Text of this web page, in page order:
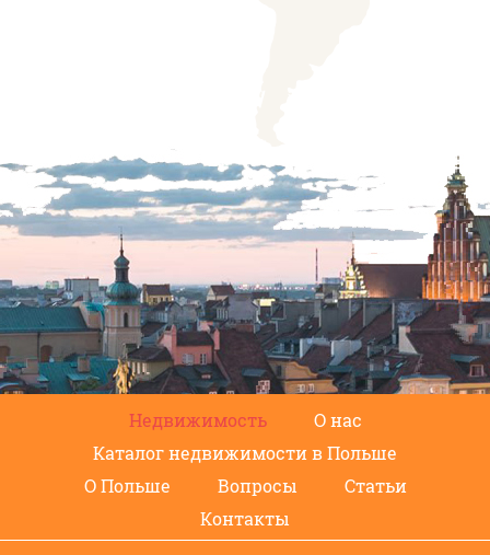
Недвижимость
О нас
Каталог недвижимости в Польше
О Польше
Вопросы
Статьи
Контакты